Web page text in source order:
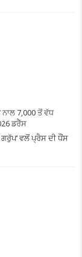
ਨਾਲ 7,000 ਤੋਂ ਵੱਧ
ਡਰੈੱਸ
ਗਰੁੱਪ’ ਵਲੋਂ ਪ੍ਰੈਸ ਦੀ ਧੌਂਸ